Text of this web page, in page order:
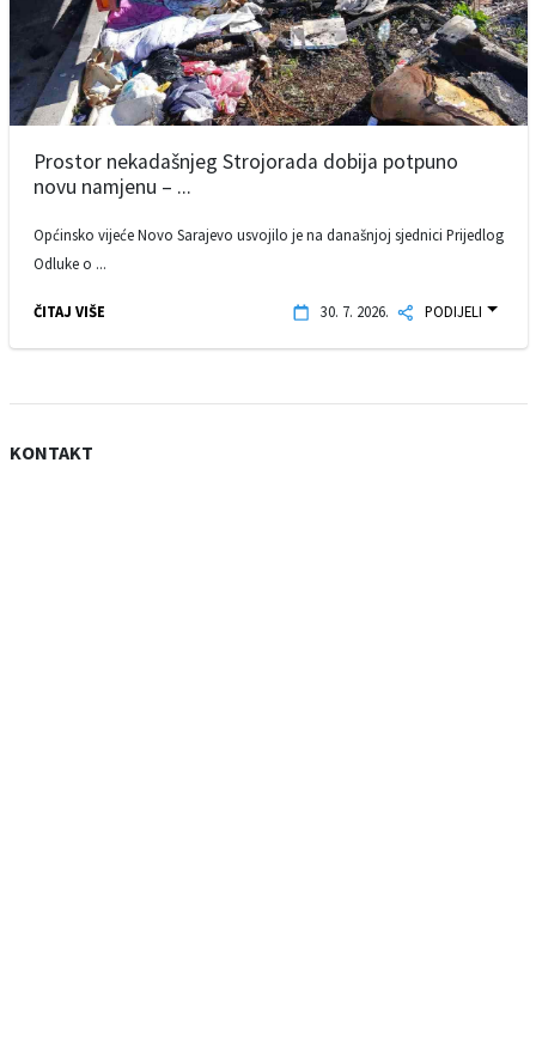
Prostor nekadašnjeg Strojorada dobija potpuno
novu namjenu – ...
Općinsko vijeće Novo Sarajevo usvojilo je na današnjoj sjednici Prijedlog
Odluke o ...
ČITAJ VIŠE 30. 7. 2026. PODIJELI
KONTAKT